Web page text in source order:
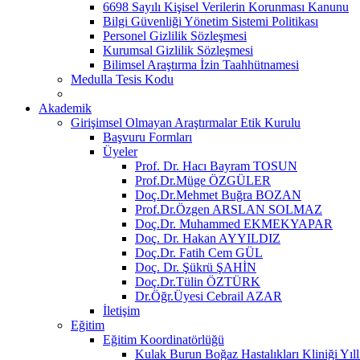
6698 Sayılı Kişisel Verilerin Korunması Kanunu
Bilgi Güvenliği Yönetim Sistemi Politikası
Personel Gizlilik Sözleşmesi
Kurumsal Gizlilik Sözleşmesi
Bilimsel Araştırma İzin Taahhütnamesi
Medulla Tesis Kodu
Akademik
Girişimsel Olmayan Araştırmalar Etik Kurulu
Başvuru Formları
Üyeler
Prof. Dr. Hacı Bayram TOSUN
Prof.Dr.Müge ÖZGÜLER
Doç.Dr.Mehmet Buğra BOZAN
Prof.Dr.Özgen ARSLAN SOLMAZ
Doç.Dr. Muhammed EKMEKYAPAR
Doç. Dr. Hakan AYYILDIZ
Doç.Dr. Fatih Cem GÜL
Doç. Dr. Şükrü ŞAHİN
Doç.Dr.Tülin ÖZTÜRK
Dr.Öğr.Üyesi Cebrail AZAR
İletişim
Eğitim
Eğitim Koordinatörlüğü
Kulak Burun Boğaz Hastalıkları Kliniği